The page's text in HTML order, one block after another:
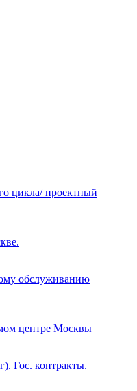
цикла/ проектный
обслуживанию
центре Москвы
Гос. контракты.